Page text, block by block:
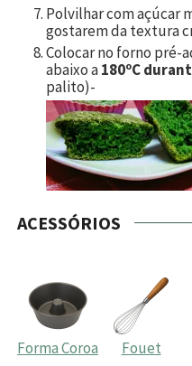
Polvilhar com açúcar
gostarem da textura
Colocar no forno pré-
abaixo a180ºC
palito)-
ACESSÓRIOS
Forma Coroa Fouet